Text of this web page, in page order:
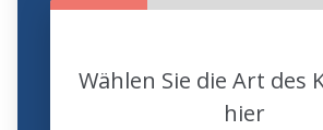
Wählen Sie die Art des
hier